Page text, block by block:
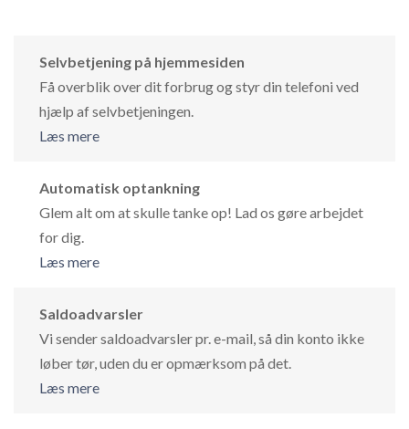
Selvbetjening på hjemmesiden
Få overblik over dit forbrug og styr din telefoni ved
hjælp af selvbetjeningen.
Læs mere
Automatisk optankning
Glem alt om at skulle tanke op! Lad os gøre arbejdet
for dig.
Læs mere
Saldoadvarsler
Vi sender saldoadvarsler pr. e-mail, så din konto ikke
løber tør, uden du er opmærksom på det.
Læs mere